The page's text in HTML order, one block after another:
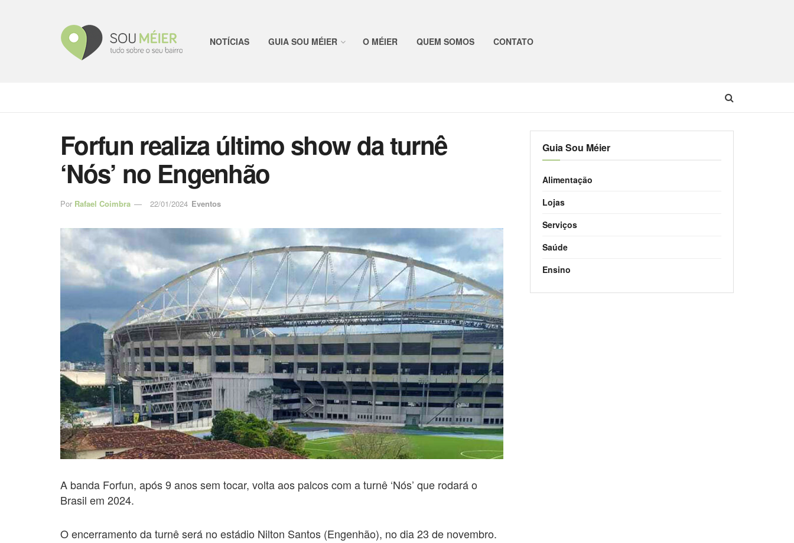
NOTÍCIAS GUIA SOU MÉIER O MÉIER QUEM SOMOS CONTATO
Forfun realiza último show da turnê
‘Nós’ no Engenhão
Por Rafael Coimbra 22/01/2024 Eventos
A banda Forfun, após 9 anos sem tocar, volta aos palcos com a turnê ‘Nós’ que rodará o
Brasil em 2024.
O encerramento da turnê será no estádio Nilton Santos (Engenhão), no dia 23 de novembro.
Guia Sou Méier
Alimentação
Lojas
Serviços
Saúde
Ensino